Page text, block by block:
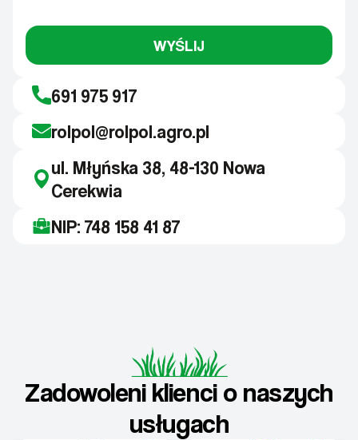
WYŚLIJ
691 975 917
rolpol@rolpol.agro.pl
ul. Młyńska 38, 48-130 Nowa
Cerekwia
NIP: 748 158 41 87
Zadowoleni klienci o naszych
usługach